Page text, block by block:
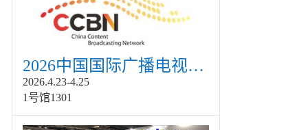
2026中国国际广播电视信息网络展览会展
2026.4.23-4.25
1号馆1301